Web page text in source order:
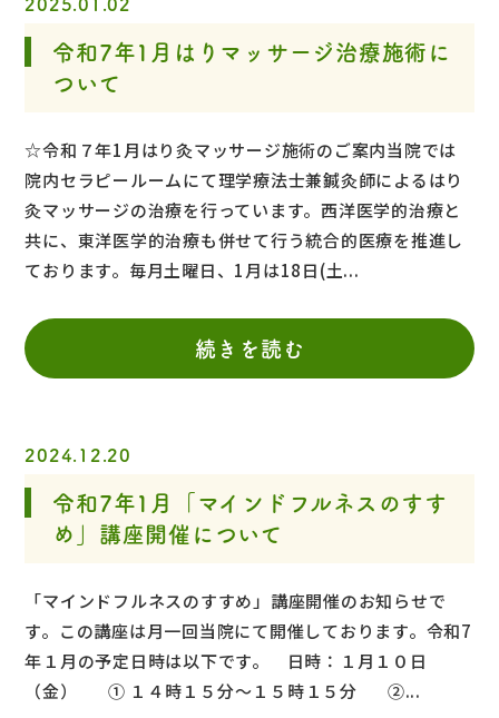
令和7年1月はりマッサージ治療施術に
ついて
☆令和７年1月はり灸マッサージ施術のご案内当院では
院内セラピールームにて理学療法士兼鍼灸師によるはり
灸マッサージの治療を行っています。西洋医学的治療と
共に、東洋医学的治療も併せて行う統合的医療を推進し
ております。毎月土曜日、1月は18日(土...
続きを読む
2024.12.20
令和7年1月「マインドフルネスのすす
め」講座開催について
「マインドフルネスのすすめ」講座開催のお知らせで
す。この講座は月一回当院にて開催しております。令和7
年１月の予定日時は以下です。 日時：１月１０日
（金） ① １４時１５分～１５時１５分 ②...